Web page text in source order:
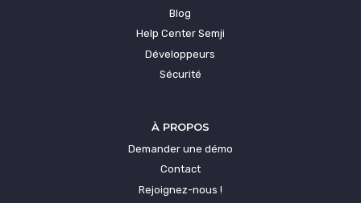
Blog
Help Center Semji
Développeurs
Sécurité
À PROPOS
Demander une démo
Contact
Rejoignez-nous !